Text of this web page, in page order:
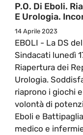
P.O. Di Eboli.
E Urologia.
14 Aprile 2023
EBOLI - La DS
Sindacati lunedì
Riapertura dei
Urologia.
riaprono i giochi
volontà di
Eboli e
medico e